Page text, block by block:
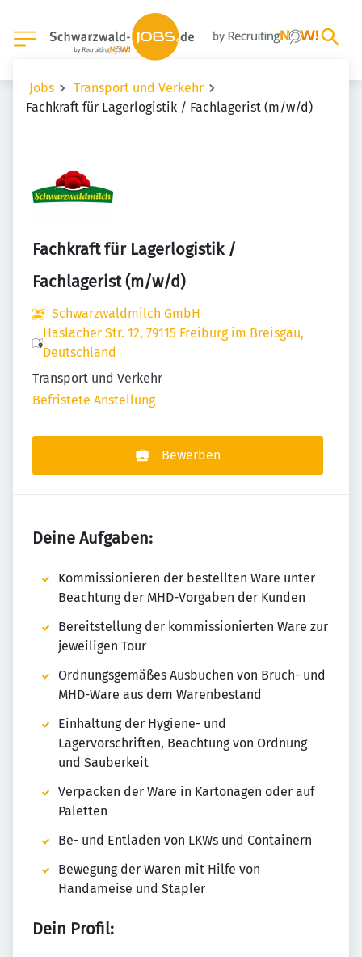
Jobs
Transport und Verkehr
Fachkraft für Lagerlogistik / Fachlagerist (m/w/d)
Fachkraft für Lagerlogistik /
Fachlagerist (m/w/d)
Schwarzwaldmilch GmbH
Haslacher Str. 12, 79115 Freiburg im Breisgau,
Deutschland
Transport und Verkehr
Befristete Anstellung
Bewerben
Deine Aufgaben:
Kommissionieren der bestellten Ware unter
Beachtung der MHD-Vorgaben der Kunden
Bereitstellung der kommissionierten Ware zur
jeweiligen Tour
Ordnungsgemäßes Ausbuchen von Bruch- und
MHD-Ware aus dem Warenbestand
Einhaltung der Hygiene- und
Lagervorschriften, Beachtung von Ordnung
und Sauberkeit
Verpacken der Ware in Kartonagen oder auf
Paletten
Be- und Entladen von LKWs und Containern
Bewegung der Waren mit Hilfe von
Handameise und Stapler
Dein Profil: